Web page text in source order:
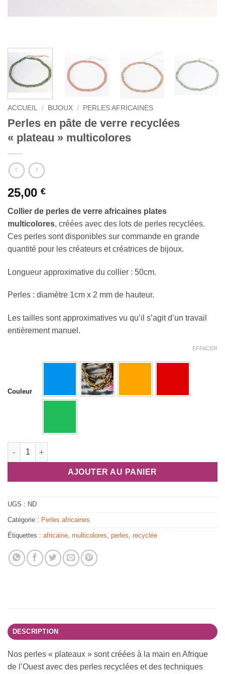
ACCUEIL / BIJOUX / PERLES AFRICAINES
Perles en pâte de verre recyclées
« plateau » multicolores
25,00 €
Collier de perles de verre africaines plates
multicolores, créées avec des lots de perles recyclées.
Ces perles sont disponibles sur commande en grande
quantité pour les créateurs et créatrices de bijoux.
Longueur approximative du collier : 50cm.
Perles : diamètre 1cm x 2 mm de hauteur.
Les tailles sont approximatives vu qu’il s’agit d’un travail
entièrement manuel.
Couleur
EFFACER
quantité de Perles en pâte de verre recyclées "plateau"
AJOUTER AU PANIER
UGS : ND
Catégorie : Perles africaines
Étiquettes : africaine multicolores perles recyclée
DESCRIPTION
Nos perles « plateaux » sont créées à la main en Afrique
de l’Ouest avec des perles recyclées et des techniques